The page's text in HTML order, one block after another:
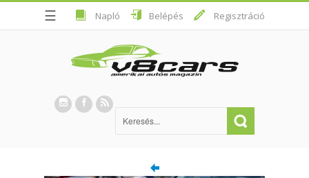
☰ Napló Belépés Regisztráció